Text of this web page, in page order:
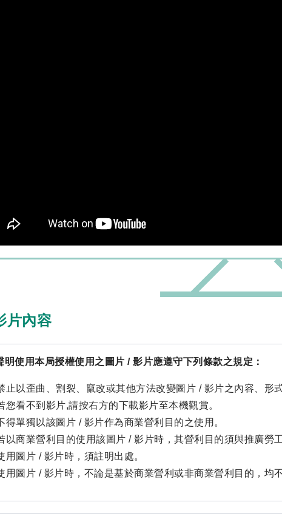
片內容
明使用本局授權使用之圖片 / 影片應遵守下列條款之規定：
止以歪曲、割裂、竄改或其他方法改變圖片 / 影片之內容、形
您看不到影片,請按右方的下載影片至本機觀賞。
得單獨以該圖片 / 影片作為商業營利目的之使用。
以商業營利目的使用該圖片 / 影片時，其營利目的須與推廣勞
用圖片 / 影片時，須註明出處。
用圖片 / 影片時，不論是基於商業營利或非商業營利目的，均